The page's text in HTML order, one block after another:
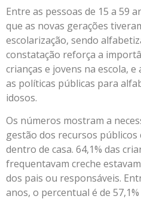
Entre as pessoas de 15 a 59
que as novas gerações
escolarização, sendo
constatação reforça a
crianças e jovens na escola,
as políticas públicas para
idosos.
Os números mostram a
gestão dos recursos públicos
dentro de casa. 64,1% das
frequentavam creche
dos pais ou responsáveis.
anos, o percentual é de 57,1%